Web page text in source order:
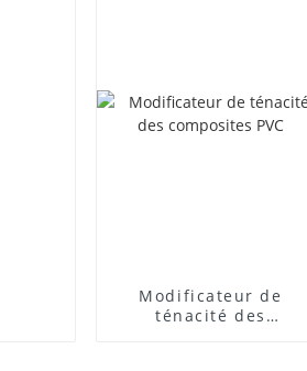
Modificateur de
ténacité des